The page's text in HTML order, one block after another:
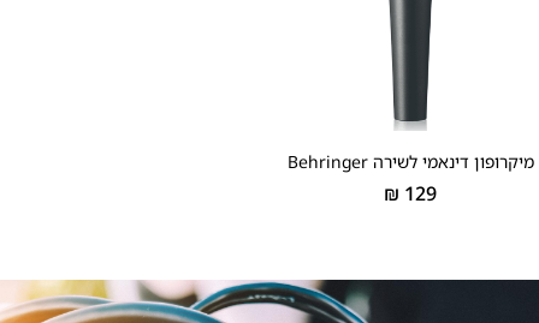
מיקרופון דינאמי לשירה Behringer
129
₪